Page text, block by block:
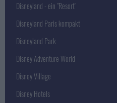
Disneyland - ein "Resort"
Disneyland Paris kompakt
Disneyland Park
Disney Adventure World
Disney Village
Disney Hotels